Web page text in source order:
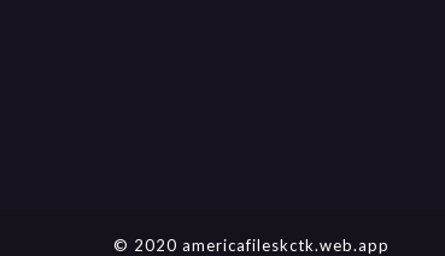
© 2020 americafileskctk.web.app